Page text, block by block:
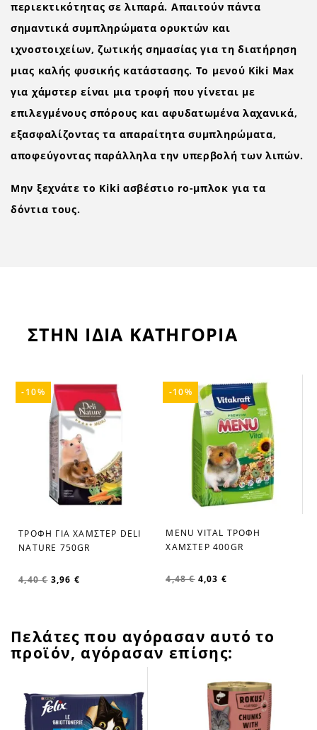
περιεκτικότητας σε λιπαρά. Απαιτούν πάντα
σημαντικά συμπληρώματα ορυκτών και
ιχνοστοιχείων, ζωτικής σημασίας για τη διατήρηση
μιας καλής φυσικής κατάστασης. Το μενού Kiki Max
για χάμστερ είναι μια τροφή που γίνεται με
επιλεγμένους σπόρους και αφυδατωμένα λαχανικά,
εξασφαλίζοντας τα απαραίτητα συμπληρώματα,
αποφεύγοντας παράλληλα την υπερβολή των λιπών.
Μην ξεχνάτε το Kiki ασβέστιο ro-μπλοκ για τα
δόντια τους.
ΣΤΗΝ ΙΔΙΑ ΚΑΤΗΓΟΡΙΑ
favorite_border
ΤΡΟΦΗ ΓΙΑ ΧΑΜΣΤΕΡ DELI
NATURE 750GR
4,40 € 3,96 €
-10%
favorite_border
MENU VITAL ΤΡΟΦΗ
ΧΑΜΣΤΕΡ 400GR
4,48 € 4,03 €
-10%
Πελάτες που αγόρασαν αυτό το
προϊόν, αγόρασαν επίσης: